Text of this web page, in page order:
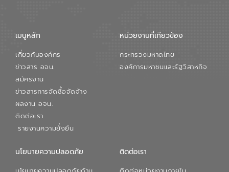
เมนูหลัก
เกี่ยวกับองค์กร
ข่าวสาร อจน.
สมัครงาน
ข่าวสารการจัดซื้อจัดจ้าง
ผลงาน อจน.
ติดต่อเรา
รายงานความยั่งยืน
หน่วยงานที่เกียวข้อง
กระทรวงมหาดไทย
องค์การมหาชนและรัฐวิสาหกิจ
นโยบายความปลอดภัย ติดต่อเรา